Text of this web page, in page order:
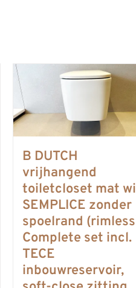
B DUTCH
vrijhangend
toiletcloset mat
SEMPLICE zonder
spoelrand
Complete set incl.
TECE
inbouwreservoir,